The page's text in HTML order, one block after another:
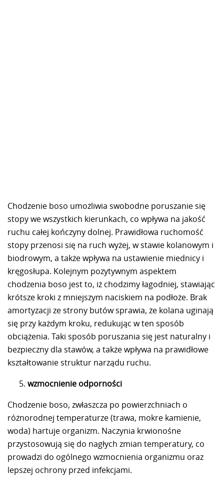
Chodzenie boso umożliwia swobodne poruszanie się
stopy we wszystkich kierunkach, co wpływa na jakość
ruchu całej kończyny dolnej. Prawidłowa ruchomość
stopy przenosi się na ruch wyżej, w stawie kolanowym i
biodrowym, a także wpływa na ustawienie miednicy i
kręgosłupa. Kolejnym pozytywnym aspektem
chodzenia boso jest to, iż chodzimy łagodniej, stawiając
krótsze kroki z mniejszym naciskiem na podłoże. Brak
amortyzacji ze strony butów sprawia, że kolana uginają
się przy każdym kroku, redukując w ten sposób
obciążenia. Taki sposób poruszania się jest naturalny i
bezpieczny dla stawów, a także wpływa na prawidłowe
kształtowanie struktur narządu ruchu.
wzmocnienie odporności
Chodzenie boso, zwłaszcza po powierzchniach o
różnorodnej temperaturze (trawa, mokre kamienie,
woda) hartuje organizm. Naczynia krwionośne
przystosowują się do nagłych zmian temperatury, co
prowadzi do ogólnego wzmocnienia organizmu oraz
lepszej ochrony przed infekcjami.